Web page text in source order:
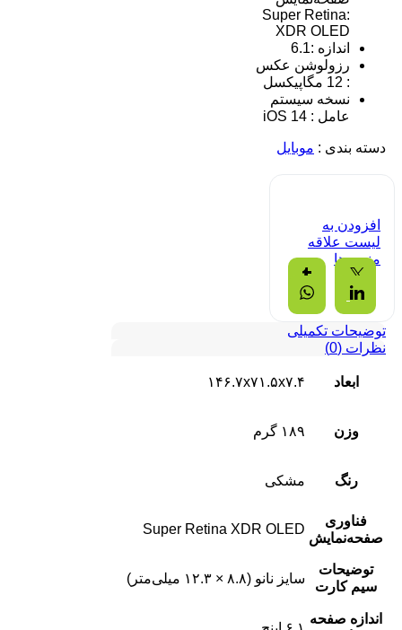
:Super Retina
XDR OLED
اندازه :6.1
رزولوشن عکس
: 12 مگاپیکسل
نسخه سیستم
عامل : iOS 14
دسته بندی : موبایل
افزودن به
لیست علاقه
مندی ها
Twitter
Tumblr
Linkedin
Whatsapp
توضیحات تکمیلی
نظرات (0)
ابعاد ۱۴۶.۷x۷۱.۵x۷.۴
وزن ۱۸۹ گرم
رنگ مشکی
فناوری
صفحه‌نمایش
Super Retina XDR OLED
توضیحات
سیم کارت
سایز نانو (۸.۸ × ۱۲.۳ میلی‌متر)
اندازه صفحه